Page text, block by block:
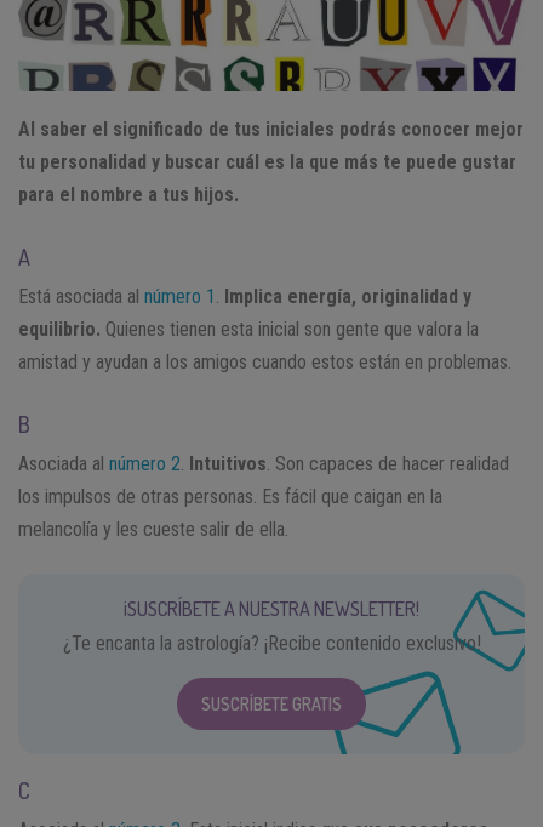
Al saber el significado de tus iniciales podrás conocer mejor
tu personalidad y buscar cuál es la que más te puede gustar
para el nombre a tus hijos.
A
Está asociada al número 1 Implica energía, originalidad y
equilibrio. Quienes tienen esta inicial son gente que valora la
amistad y ayudan a los amigos cuando estos están en problemas.
B
Asociada al número 2 Intuitivos . Son capaces de hacer realidad
los impulsos de otras personas. Es fácil que caigan en la
melancolía y les cueste salir de ella.
¡SUSCRÍBETE A NUESTRA NEWSLETTER!
¿Te encanta la astrología? ¡Recibe contenido exclusivo!
SUSCRÍBETE GRATIS
C